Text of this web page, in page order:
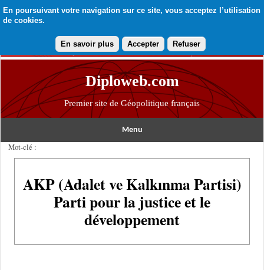
En poursuivant votre navigation sur ce site, vous acceptez l’utilisation
de cookies.
En savoir plus Accepter Refuser
Diploweb.com
Premier site de Géopolitique français
Menu
Mot-clé :
AKP (Adalet ve Kalkınma Partisi)
Parti pour la justice et le
développement